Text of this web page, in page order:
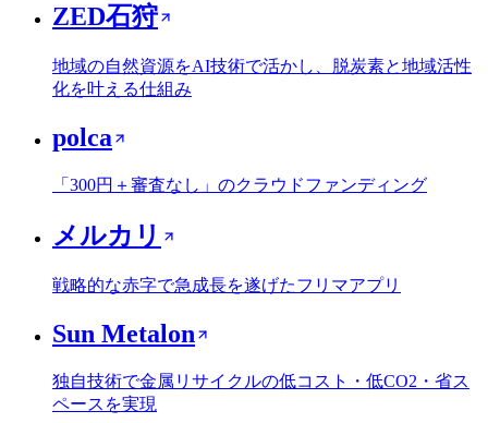
ZED石狩
地域の自然資源をAI技術で活かし、脱炭素と地域活性
化を叶える仕組み
polca
「300円＋審査なし」のクラウドファンディング
メルカリ
戦略的な赤字で急成長を遂げたフリマアプリ
Sun Metalon
独自技術で金属リサイクルの低コスト・低CO2・省ス
ペースを実現